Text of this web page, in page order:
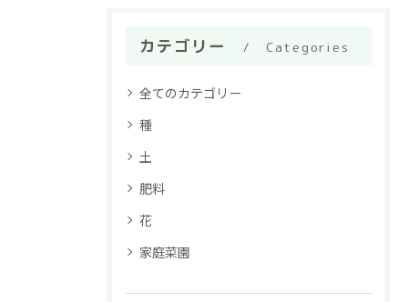
カテゴリー Categories
全てのカテゴリー
種
土
肥料
花
家庭菜園